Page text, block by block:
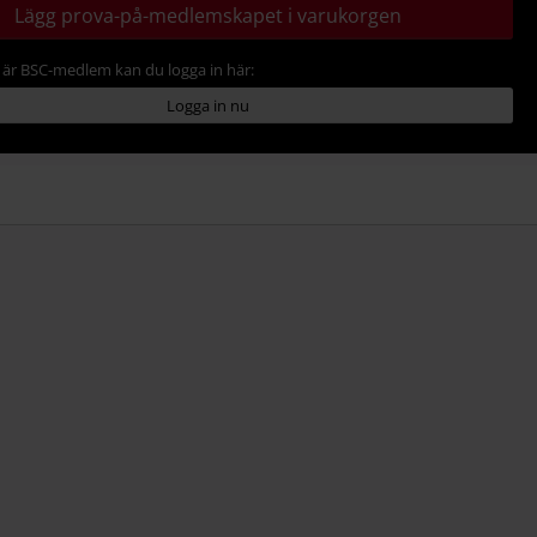
Lägg prova-på-medlemskapet i varukorgen
BSC-medlem kan du logga in här:
Logga in nu